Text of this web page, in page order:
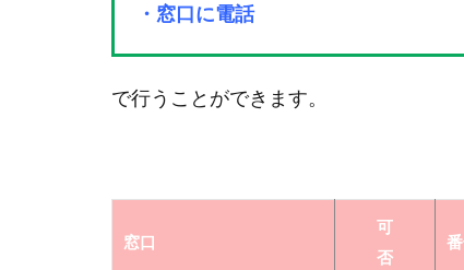
・窓口に電話
で行うことができます。
窓口
可
否